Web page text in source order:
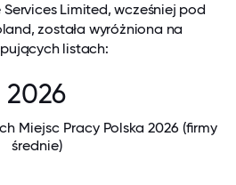
Services Limited, wcześniej pod
została wyróżniona na
listach:
2026
Miejsc Pracy Polska 2026 (firmy
średnie)